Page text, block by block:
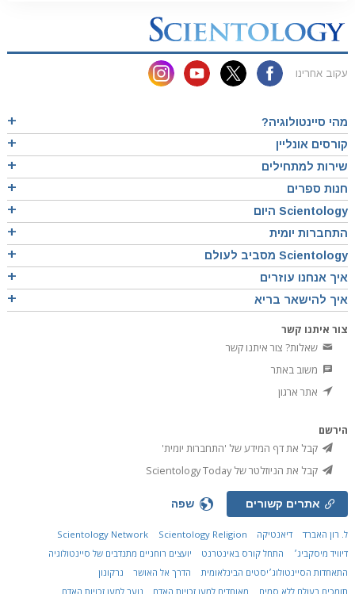
עקוב אחרינו
מהי סיינטולוגיה?
קורסים אונליין
שירות למתחילים
חנות ספרים
Scientology היום
התחברות יומית
Scientology מסביב לעולם
איך אנחנו עוזרים
איך להישאר בריא
צור איתנו קשר
שאלות? צור איתנו קשר
משוב באתר
אתר ארגון
הירשם
קבל את דף המידע של 'התחברות יומית'
קבל את הניוזלטר של Scientology Today
אתרים קשורים שפה
ל. רון האברד דיאנטיקה Scientology Network
Scientology Religion
דיוויד מיסקביג׳
התחל קורס באינטרנט
יועצים רוחניים מתנדבים של סיינטולוגיה
התאחדות הסיינטולוג׳יסטים הבינלאומית
הדרך אל האושר
נרקונון
תומכים בעולם ללא סמים
מאוחדים למען זכויות האדם נוער למען זכויות האדם